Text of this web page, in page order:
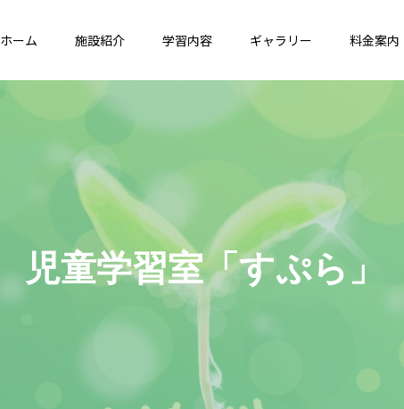
ホーム 施設紹介 学習内容 ギャラリー 料金案内
習室「すぷら」からの